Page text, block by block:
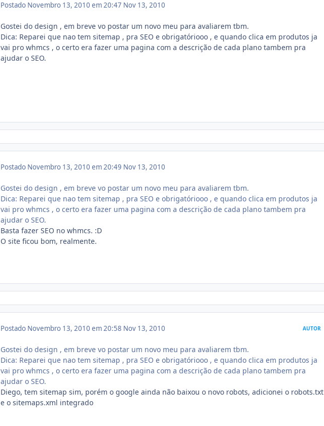
Postado Novembro 13, 2010 em 20:47 Nov 13, 2010
Gostei do design , em breve vo postar um novo meu para avaliarem tbm.
Dica: Reparei que nao tem sitemap , pra SEO e obrigatóriooo , e quando clica em produtos ja
vai pro whmcs , o certo era fazer uma pagina com a descrição de cada plano tambem pra
ajudar o SEO.
Postado Novembro 13, 2010 em 20:49 Nov 13, 2010
Gostei do design , em breve vo postar um novo meu para avaliarem tbm.
Dica: Reparei que nao tem sitemap , pra SEO e obrigatóriooo , e quando clica em produtos ja
vai pro whmcs , o certo era fazer uma pagina com a descrição de cada plano tambem pra
ajudar o SEO.
Basta fazer SEO no whmcs. :D
O site ficou bom, realmente.
Postado Novembro 13, 2010 em 20:58 Nov 13, 2010 AUTOR
Gostei do design , em breve vo postar um novo meu para avaliarem tbm.
Dica: Reparei que nao tem sitemap , pra SEO e obrigatóriooo , e quando clica em produtos ja
vai pro whmcs , o certo era fazer uma pagina com a descrição de cada plano tambem pra
ajudar o SEO.
Diego, tem sitemap sim, porém o google ainda não baixou o novo robots, adicionei o robots.txt
e o sitemaps.xml integrado